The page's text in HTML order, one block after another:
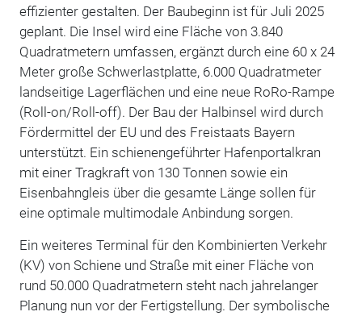
effizienter gestalten. Der Baubeginn ist für Juli 2025
geplant. Die Insel wird eine Fläche von 3.840
Quadratmetern umfassen, ergänzt durch eine 60 x 24
Meter große Schwerlastplatte, 6.000 Quadratmeter
landseitige Lagerflächen und eine neue RoRo-Rampe
(Roll-on/Roll-off). Der Bau der Halbinsel wird durch
Fördermittel der EU und des Freistaats Bayern
unterstützt. Ein schienengeführter Hafenportalkran
mit einer Tragkraft von 130 Tonnen sowie ein
Eisenbahngleis über die gesamte Länge sollen für
eine optimale multimodale Anbindung sorgen.
Ein weiteres Terminal für den Kombinierten Verkehr
(KV) von Schiene und Straße mit einer Fläche von
rund 50.000 Quadratmetern steht nach jahrelanger
Planung nun vor der Fertigstellung. Der symbolische